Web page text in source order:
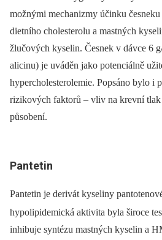
možnými mechanizmy účinku
dietního cholesterolu a mastných
žlučových kyselin. Česnek v dávce 6
alicinu) je uváděn jako potenciálně
hypercholesterolemie. Popsáno bylo i
rizikových faktorů –⁠ vliv na krevní tlak
působení.
Pantetin
Pantetin je derivát kyseliny
hypolipidemická aktivita byla široce
inhibuje syntézu mastných kyselin a